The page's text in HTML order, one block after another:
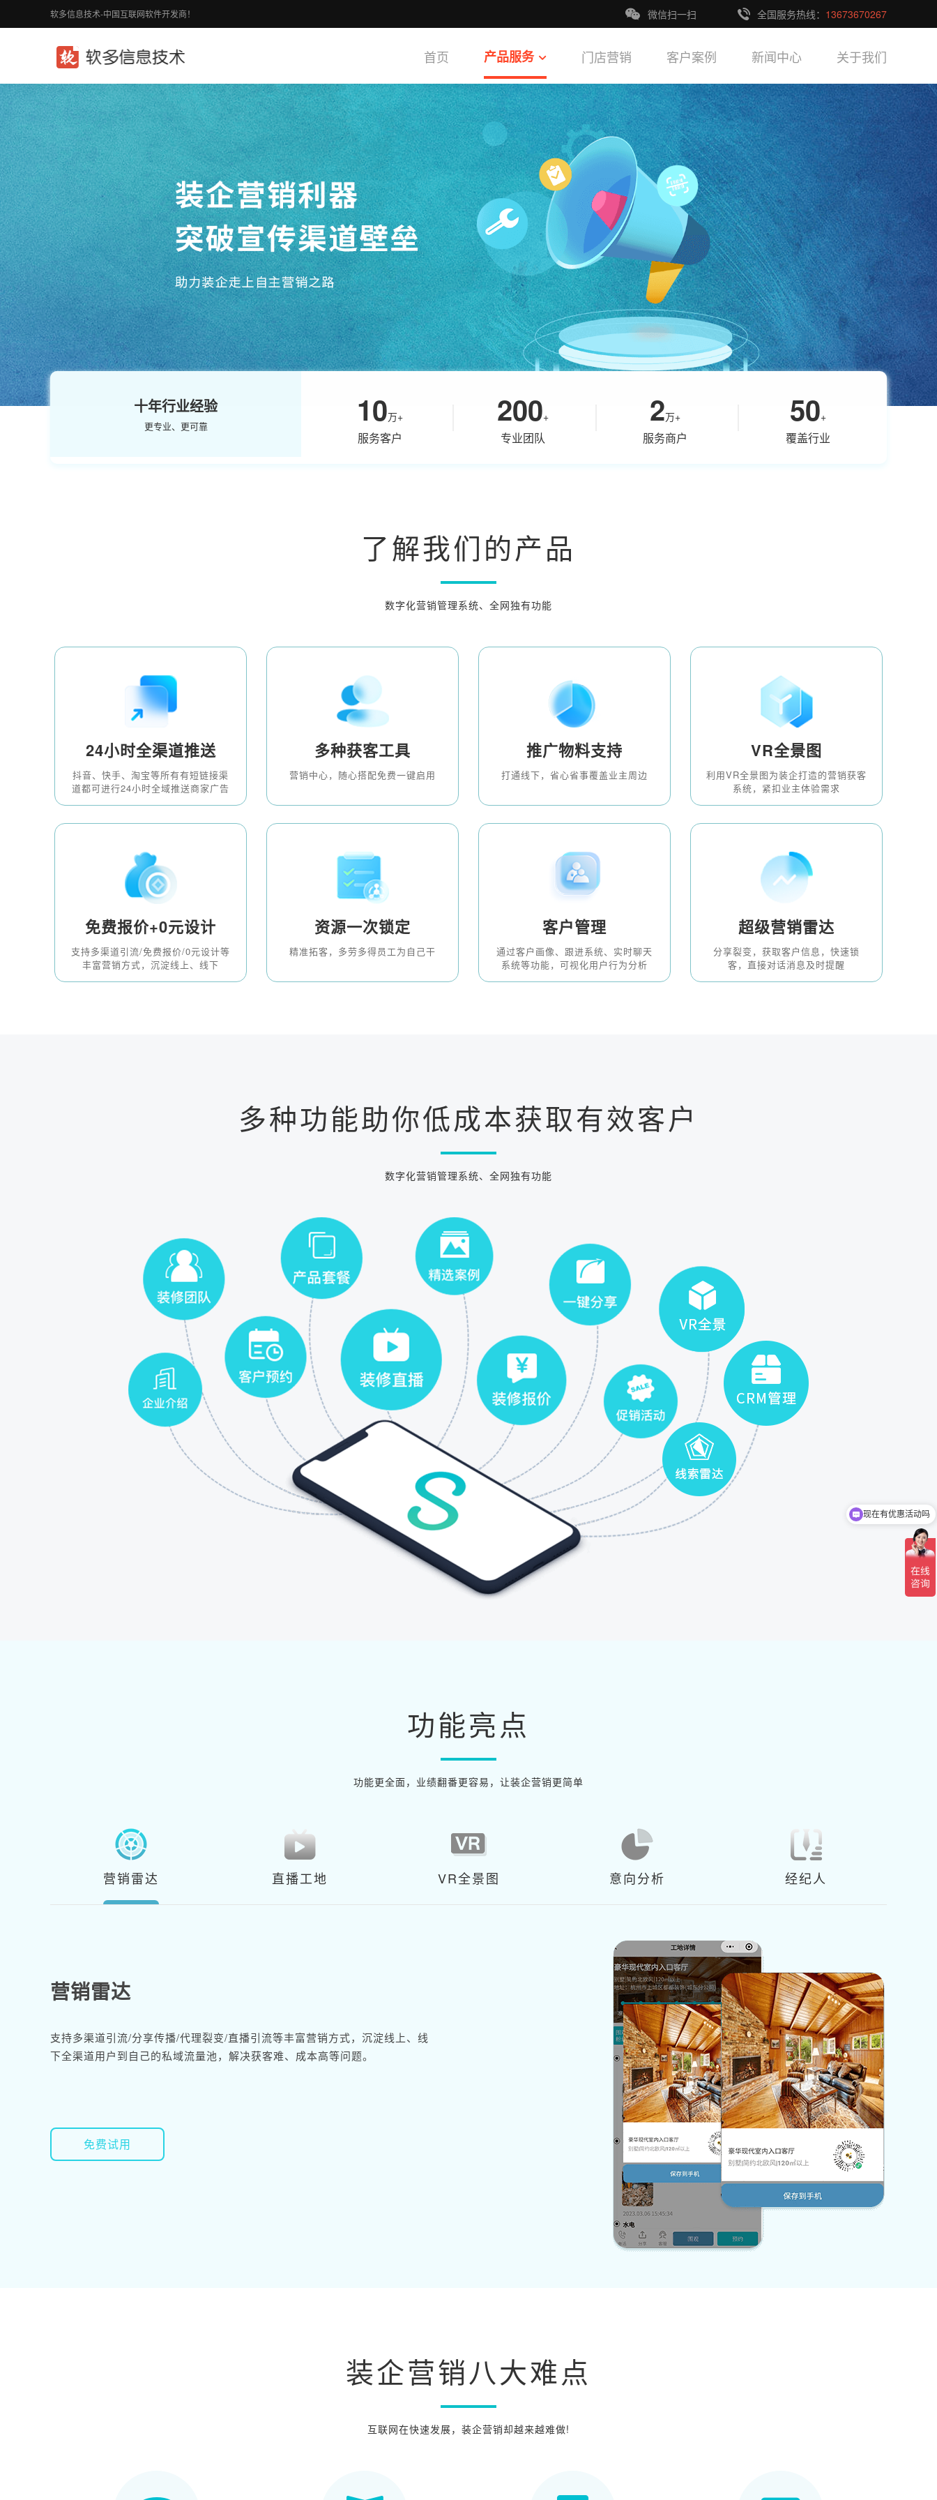
软多信息技术-中国互联网软件开发商！ 微信扫一扫 全国服务热线： 13673670267
首页 产品服务 门店营销 客户案例 新闻中心 关于我们
十年行业经验
更专业、更可靠 10万+
服务客户
200+
专业团队
2万+
服务商户
50+
覆盖行业
了解我们的产品
数字化营销管理系统、全网独有功能
24小时全渠道推送
抖音、快手、淘宝等所有有短链接渠
道都可进行24小时全域推送商家广告
多种获客工具
营销中心，随心搭配免费一键启用
推广物料支持
打通线下，省心省事覆盖业主周边
VR全景图
利用VR全景图为装企打造的营销获客
系统，紧扣业主体验需求
免费报价+0元设计
支持多渠道引流/免费报价/0元设计等
丰富营销方式，沉淀线上、线下
资源一次锁定
精准拓客，多劳多得员工为自己干
客户管理
通过客户画像、跟进系统、实时聊天
系统等功能，可视化用户行为分析
超级营销雷达
分享裂变，获取客户信息，快速锁
客，直接对话消息及时提醒
多种功能助你低成本获取有效客户
数字化营销管理系统、全网独有功能
功能亮点
功能更全面，业绩翻番更容易，让装企营销更简单
营销雷达 直播工地 VR全景图 意向分析 经纪人
营销雷达
支持多渠道引流/分享传播/代理裂变/直播引流等丰富营销方式，沉淀线上、线
下全渠道用户到自己的私域流量池，解决获客难、成本高等问题。
免费试用
装企营销八大难点
互联网在快速发展，装企营销却越来越难做!
现在有优惠活动吗